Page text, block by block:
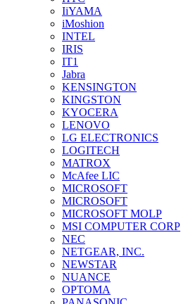
IiYAMA
iMoshion
INTEL
IRIS
IT1
Jabra
KENSINGTON
KINGSTON
KYOCERA
LENOVO
LG ELECTRONICS
LOGITECH
MATROX
McAfee LIC
MICROSOFT
MICROSOFT
MICROSOFT MOLP
MSI COMPUTER CORP
NEC
NETGEAR, INC.
NEWSTAR
NUANCE
OPTOMA